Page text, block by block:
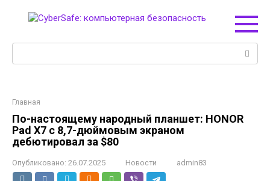
Главная
По-настоящему народный планшет: HONOR
Pad X7 с 8,7-дюймовым экраном
дебютировал за $80
Опубликовано: 26.07.2025 Новости admin83